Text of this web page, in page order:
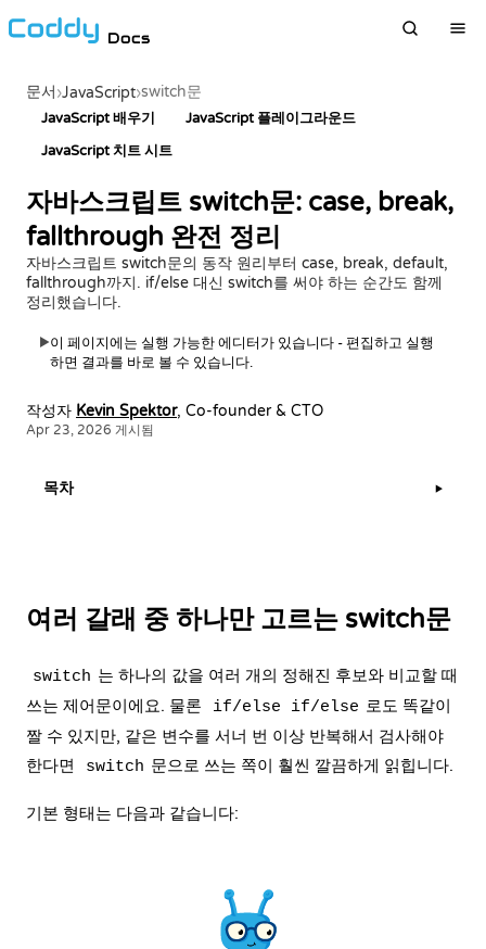
Docs
문서›JavaScript›switch문
JavaScript 배우기
JavaScript 플레이그라운드
JavaScript 치트 시트
자바스크립트 switch문: case, break,
fallthrough 완전 정리
자바스크립트 switch문의 동작 원리부터 case, break, default,
fallthrough까지. if/else 대신 switch를 써야 하는 순간도 함께
정리했습니다.
▶이 페이지에는 실행 가능한 에디터가 있습니다 - 편집하고 실행
하면 결과를 바로 볼 수 있습니다.
작성자 Kevin Spektor, Co-founder & CTO
Apr 23, 2026 게시됨
여러 갈래 중 하나만 고르는 switch문
switch 는 하나의 값을 여러 개의 정해진 후보와 비교할 때
쓰는 제어문이에요. 물론
if/else if/else 로도 똑같이
짤 수 있지만, 같은 변수를 서너 번 이상 반복해서 검사해야
한다면
switch 문으로 쓰는 쪽이 훨씬 깔끔하게 읽힙니다.
기본 형태는 다음과 같습니다:
목차 ▶